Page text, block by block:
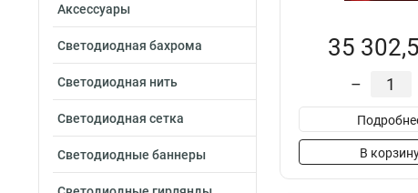
Аксессуары
Светодиодная бахрома
Светодиодная нить
Светодиодная сетка
Светодиодные баннеры
35
–
В